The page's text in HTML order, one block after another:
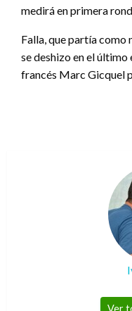
medirá en primera
Falla, que partía como
se deshizo en el
francés Marc Gicquel
Ver